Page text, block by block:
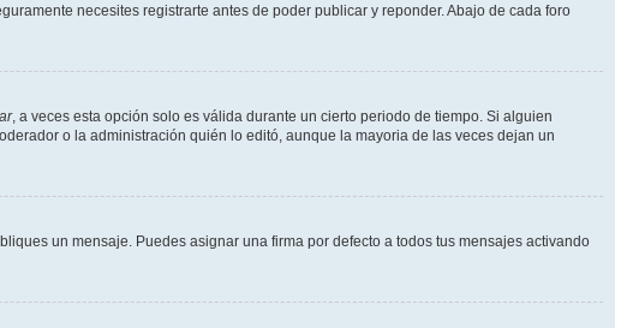
necesites registrarte antes de poder publicar y reponder. Abajo de cada foro
, a veces esta opción solo es válida durante un cierto periodo de tiempo. Si alguien
o la administración quién lo editó, aunque la mayoria de las veces dejan un
un mensaje. Puedes asignar una firma por defecto a todos tus mensajes activando